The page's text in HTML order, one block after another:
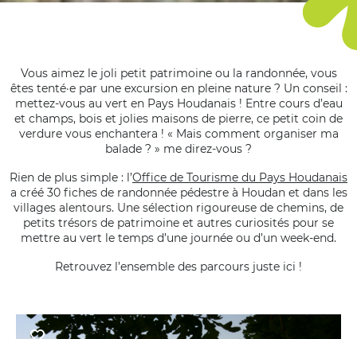
Vous aimez le joli petit patrimoine ou la randonnée, vous
êtes tenté·e par une excursion en pleine nature ? Un conseil :
mettez-vous au vert en Pays Houdanais ! Entre cours d’eau
et champs, bois et jolies maisons de pierre, ce petit coin de
verdure vous enchantera ! « Mais comment organiser ma
balade ? » me direz-vous ?
Rien de plus simple : l’Office de Tourisme du Pays Houdanais
a créé 30 fiches de randonnée pédestre à Houdan et dans les
villages alentours. Une sélection rigoureuse de chemins, de
petits trésors de patrimoine et autres curiosités pour se
mettre au vert le temps d’une journée ou d’un week-end.
Retrouvez l’ensemble des parcours juste ici !